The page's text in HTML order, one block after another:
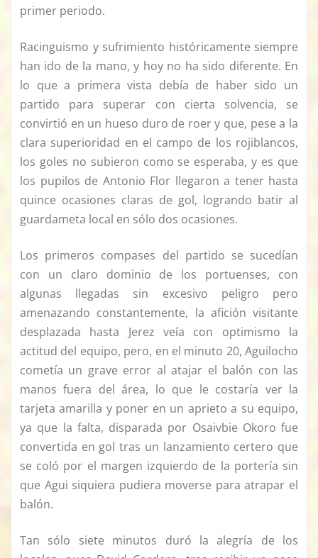
primer periodo.
Racinguismo y sufrimiento históricamente siempre
han ido de la mano, y hoy no ha sido diferente. En
lo que a primera vista debía de haber sido un
partido para superar con cierta solvencia, se
convirtió en un hueso duro de roer y que, pese a la
clara superioridad en el campo de los rojiblancos,
los goles no subieron como se esperaba, y es que
los pupilos de Antonio Flor llegaron a tener hasta
quince ocasiones claras de gol, logrando batir al
guardameta local en sólo dos ocasiones.
Los primeros compases del partido se sucedían
con un claro dominio de los portuenses, con
algunas llegadas sin excesivo peligro pero
amenazando constantemente, la afición visitante
desplazada hasta Jerez veía con optimismo la
actitud del equipo, pero, en el minuto 20, Aguilocho
cometía un grave error al atajar el balón con las
manos fuera del área, lo que le costaría ver la
tarjeta amarilla y poner en un aprieto a su equipo,
ya que la falta, disparada por Osaivbie Okoro fue
convertida en gol tras un lanzamiento certero que
se coló por el margen izquierdo de la portería sin
que Agui siquiera pudiera moverse para atrapar el
balón.
Tan sólo siete minutos duró la alegría de los